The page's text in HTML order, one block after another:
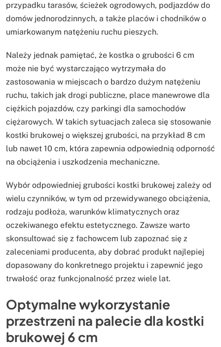
przypadku tarasów, ścieżek ogrodowych, podjazdów do
domów jednorodzinnych, a także placów i chodników o
umiarkowanym natężeniu ruchu pieszych.
Należy jednak pamiętać, że kostka o grubości 6 cm
może nie być wystarczająco wytrzymała do
zastosowania w miejscach o bardzo dużym natężeniu
ruchu, takich jak drogi publiczne, place manewrowe dla
ciężkich pojazdów, czy parkingi dla samochodów
ciężarowych. W takich sytuacjach zaleca się stosowanie
kostki brukowej o większej grubości, na przykład 8 cm
lub nawet 10 cm, która zapewnia odpowiednią odporność
na obciążenia i uszkodzenia mechaniczne.
Wybór odpowiedniej grubości kostki brukowej zależy od
wielu czynników, w tym od przewidywanego obciążenia,
rodzaju podłoża, warunków klimatycznych oraz
oczekiwanego efektu estetycznego. Zawsze warto
skonsultować się z fachowcem lub zapoznać się z
zaleceniami producenta, aby dobrać produkt najlepiej
dopasowany do konkretnego projektu i zapewnić jego
trwałość oraz funkcjonalność przez wiele lat.
Optymalne wykorzystanie
przestrzeni na palecie dla kostki
brukowej 6 cm